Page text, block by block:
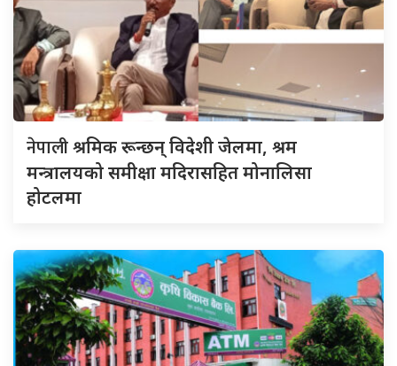
नेपालीश्रमिक रून्छन् विदेशी जेलमा, श्रम
मन्त्रालयको समीक्षा मदिरासहित मोनालिसा
होटलमा